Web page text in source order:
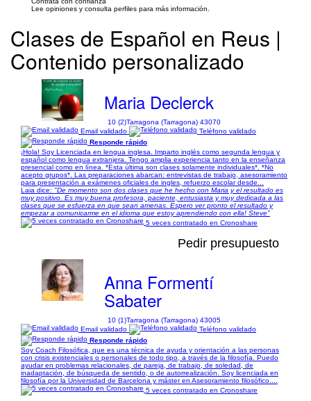
Lee opiniones y consulta perfiles para más información.
Clases de Español en Reus |
Contenido personalizado
Maria Declerck
10 (2)Tarragona (Tarragona) 43070
Email validado
Teléfono validado
Responde rápido
¡Hola! Soy Licenciada en lengua inglesa. Imparto inglés como segunda lengua y
español como lengua extranjera. Tengo amplia experiencia tanto en la enseñanza
presencial como en línea. *Esta última son clases solamente individuales*. *No
acepto grupos*. Las preparaciones abarcan: entrevistas de trabajo, asesoramiento
para presentación a exámenes oficiales de ingles, refuerzo escolar desde...
Laia dice: "De momento son dos clases que he hecho con Maria y el resultado es
muy positivo. Es muy buena profesora, paciente, entusiasta y muy dedicada a las
clases que se esfuerza en que sean amenas. Espero ver pronto el resultado y
empezar a comunicarme en el idioma que estoy aprendiendo con ella! Steve"
5 veces contratado en Cronoshare
Pedir presupuesto
Anna Formentí
Sabater
10 (1)Tarragona (Tarragona) 43005
Email validado
Teléfono validado
Responde rápido
Soy Coach Filosófica, que es una técnica de ayuda y orientación a las personas
con crisis existenciales o personales de todo tipo, a través de la filosofía. Puedo
ayudar en problemas relacionales, de pareja, de trabajo, de soledad, de
inadaptación, de búsqueda de sentido, o de autorrealización. Soy licenciada en
filosofía por la Universidad de Barcelona y máster en Asesoramiento filosófico....
5 veces contratado en Cronoshare